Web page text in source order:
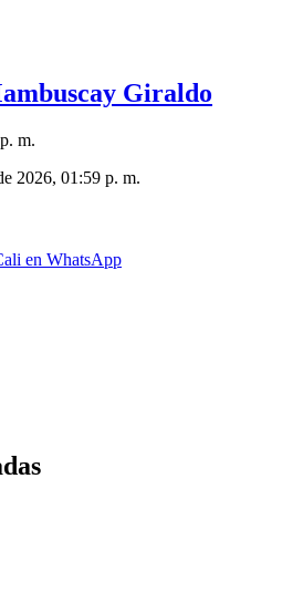
Giraldo
m.
2026, 01:59 p. m.
en WhatsApp